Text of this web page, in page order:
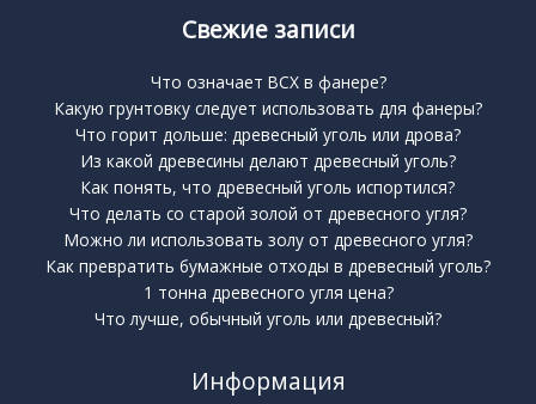
Свежие записи
Что означает BCX в фанере?
Какую грунтовку следует использовать для фанеры?
Что горит дольше: древесный уголь или дрова?
Из какой древесины делают древесный уголь?
Как понять, что древесный уголь испортился?
Что делать со старой золой от древесного угля?
Можно ли использовать золу от древесного угля?
Как превратить бумажные отходы в древесный уголь?
1 тонна древесного угля цена?
Что лучше, обычный уголь или древесный?
Информация